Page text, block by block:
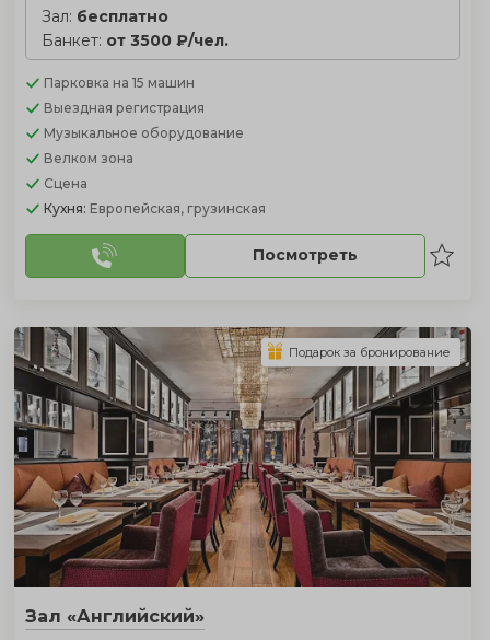
Зал: бесплатно
Банкет: от 3500 ₽/чел.
Парковка на 15 машин
Выездная регистрация
Музыкальное оборудование
Велком зона
Сцена
Кухня: Европейская, грузинская
Посмотреть
Зал «Английский»
Подарок за бронирование